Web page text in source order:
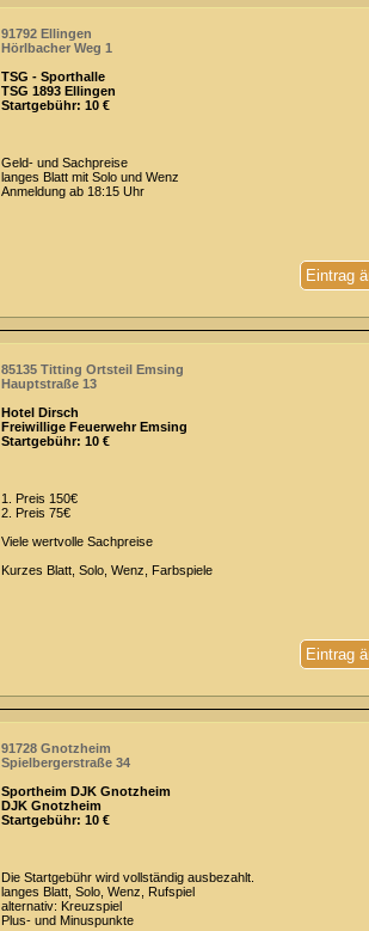
91792 Ellingen
Hörlbacher Weg 1
TSG - Sporthalle
TSG 1893 Ellingen
Startgebühr: 10 €
Geld- und Sachpreise
langes Blatt mit Solo und Wenz
Anmeldung ab 18:15 Uhr
Eintrag
85135 Titting Ortsteil Emsing
Hauptstraße 13
Hotel Dirsch
Freiwillige Feuerwehr Emsing
Startgebühr: 10 €
1. Preis 150€
2. Preis 75€
Viele wertvolle Sachpreise
Kurzes Blatt, Solo, Wenz, Farbspiele
Eintrag
91728 Gnotzheim
Spielbergerstraße 34
Sportheim DJK Gnotzheim
DJK Gnotzheim
Startgebühr: 10 €
Die Startgebühr wird vollständig ausbezahlt.
langes Blatt, Solo, Wenz, Rufspiel
alternativ: Kreuzspiel
Plus- und Minuspunkte